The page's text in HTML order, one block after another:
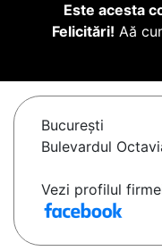
Este acesta
Felicitări! Aă
Bucureşti
Bulevardul
Vezi profilul